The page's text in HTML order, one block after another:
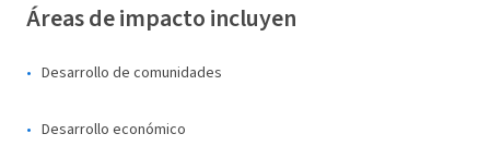
Áreas de impacto incluyen
Desarrollo de comunidades
Desarrollo económico